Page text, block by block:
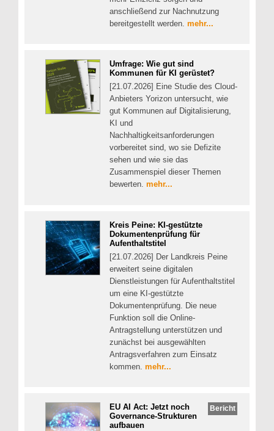
anschließend zur Nachnutzung
bereitgestellt werden. mehr...
Umfrage: Wie gut sind
Kommunen für KI gerüstet?
[21.07.2026] Eine Studie des Cloud-
Anbieters Yorizon untersucht, wie
gut Kommunen auf Digitalisierung,
KI und
Nachhaltigkeitsanforderungen
vorbereitet sind, wo sie Defizite
sehen und wie sie das
Zusammenspiel dieser Themen
bewerten. mehr...
Kreis Peine: KI-gestützte
Dokumentenprüfung für
Aufenthaltstitel
[21.07.2026] Der Landkreis Peine
erweitert seine digitalen
Dienstleistungen für Aufenthaltstitel
um eine KI-gestützte
Dokumentenprüfung. Die neue
Funktion soll die Online-
Antragstellung unterstützen und
zunächst bei ausgewählten
Antragsverfahren zum Einsatz
kommen. mehr...
Bericht
EU AI Act: Jetzt noch
Governance-Strukturen
aufbauen